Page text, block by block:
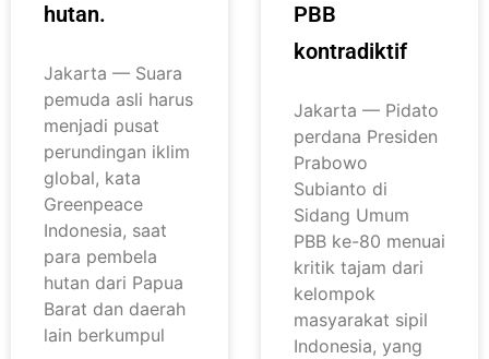
hutan.
Jakarta — Suara
pemuda asli harus
menjadi pusat
perundingan iklim
global, kata
Greenpeace
Indonesia, saat
para pembela
hutan dari Papua
Barat dan daerah
lain berkumpul
PBB
kontradiktif
Jakarta — Pidato
perdana Presiden
Prabowo
Subianto di
Sidang Umum
PBB ke-80 menuai
kritik tajam dari
kelompok
masyarakat sipil
Indonesia, yang